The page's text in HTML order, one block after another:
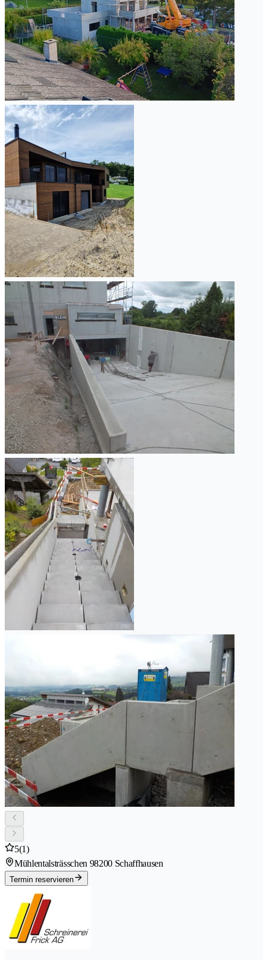
5(1)
Mühlentalsträsschen 98200 Schaffhausen
Termin reservieren